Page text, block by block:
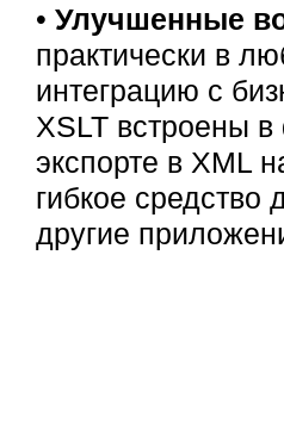
• Улучшенные
практически в
интеграцию с
XSLT встроены
экспорте в XML
гибкое
другие